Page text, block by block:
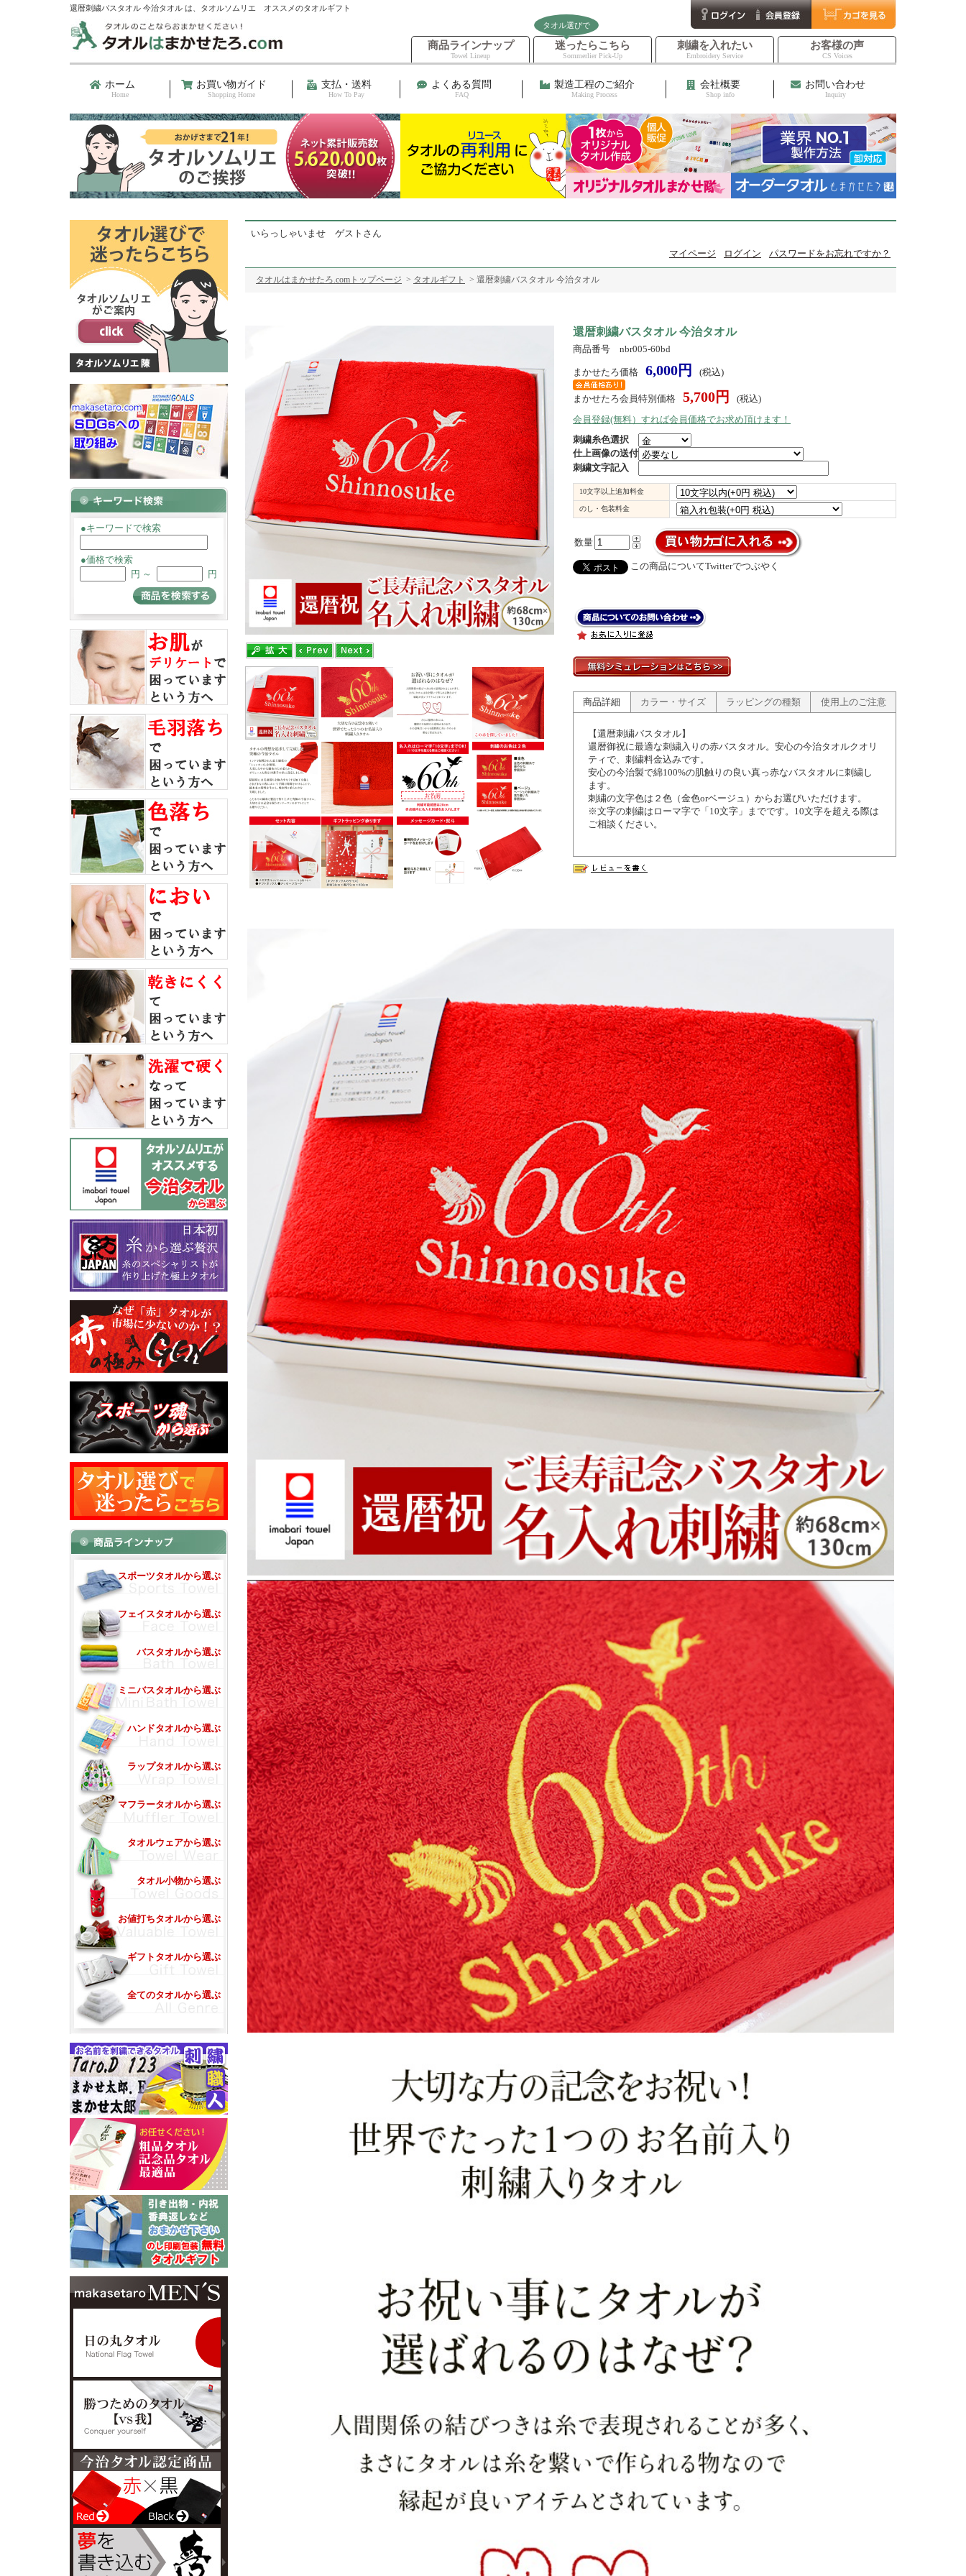
還暦刺繍バスタオル 今治タオル は、タオルソムリエ オススメのタオルギフト
商品ラインナップ
Towel Lineup
迷ったらこちら
Sommerlier Pick-Up
タオル選びで
刺繍を入れたい
Embroidery Service
お客様の声
CS Voices
ホーム
Home
お買い物ガイド
Shopping Home
支払・送料
How To Pay
よくある質問
FAQ
製造工程のご紹介
Making Process
会社概要
Shop info
お問い合わせ
Inquiry
●キーワードで検索
●価格で検索
円 ～
円
スポーツタオルから選ぶ
フェイスタオルから選ぶ
バスタオルから選ぶ
ミニバスタオルから選ぶ
ハンドタオルから選ぶ
ラップタオルから選ぶ
マフラータオルから選ぶ
タオルウェアから選ぶ
タオル小物から選ぶ
お値打ちタオルから選ぶ
ギフトタオルから選ぶ
全てのタオルから選ぶ
いらっしゃいませ ゲストさん
マイページ
ログイン パスワードをお忘れですか？
タオルはまかせたろ.comトップページ > タオルギフト > 還暦刺繍バスタオル 今治タオル
還暦刺繍バスタオル 今治タオル
商品番号 nbr005-60bd
まかせたろ価格 6,000円 (税込)
まかせたろ会員特別価格 5,700円
(税込)
会員登録(無料）すれば会員価格でお求め頂けます！
刺繍糸色選択
仕上画像の送付
刺繍文字記入
10文字以上追加料金
のし・包装料金
数量
この商品についてTwitterでつぶやく
商品詳細 カラー・サイズ ラッピングの種類 使用上のご注意
【還暦刺繍バスタオル】
還暦御祝に最適な刺繍入りの赤バスタオル。安心の今治タオルクオリ
ティで、刺繍料金込みです。
安心の今治製で綿100%の肌触りの良い真っ赤なバスタオルに刺繍し
ます。
刺繍の文字色は２色（金色orベージュ）からお選びいただけます。
※文字の刺繍はローマ字で「10文字」までです。10文字を超える際は
ご相談ください。